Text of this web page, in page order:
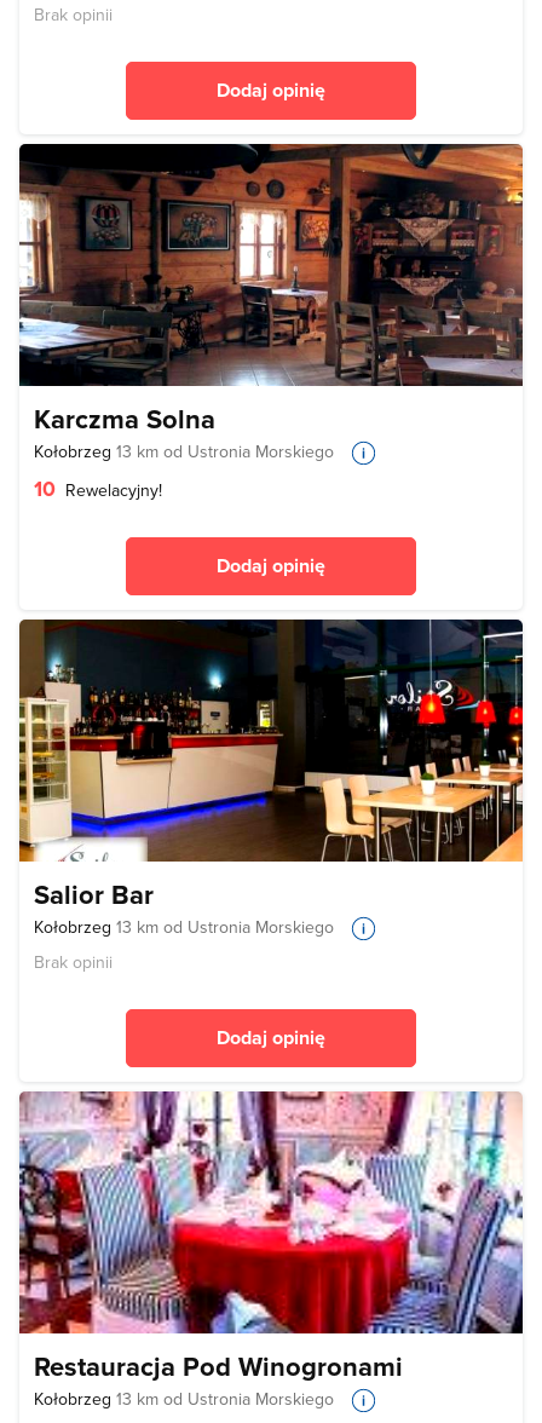
Brak opinii
Dodaj opinię
Karczma Solna
Kołobrzeg 13 km od Ustronia Morskiego
10 Rewelacyjny!
Dodaj opinię
Salior Bar
Kołobrzeg 13 km od Ustronia Morskiego
Brak opinii
Dodaj opinię
Restauracja Pod Winogronami
Kołobrzeg 13 km od Ustronia Morskiego